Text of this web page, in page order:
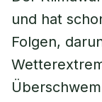
und hat
Folgen,